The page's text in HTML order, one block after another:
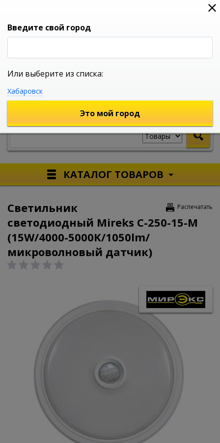
0
УНИВЕРСАЛЬНЫЙ ИНТЕРНЕТ МАГАЗИН
КАТАЛОГ ТОВАРОВ
Распечатать
Светильник
светодиодный Mireks С-250-15-M
(15W/4000-5000K/1050lm/
микроволновый датчик)
Введите свой город
Или выберите из списка:
Хабаровск
Это мой город